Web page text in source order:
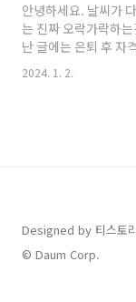
안녕하세요. 날씨가
는 진짜 오락가락하
난 글에는 은퇴 후 자
개사 자격증에 대해
2024년 공인중개사
/ 시험일정 / 과목) 안
택관리사 자격증이야
이 가장 많이 취득하
관리사무소에서 일하
2024. 1. 2.
Designed by 티스토리
© Daum Corp.